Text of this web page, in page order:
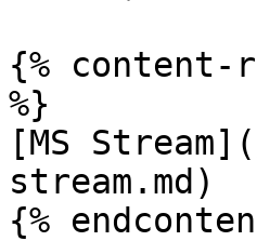
{% content-
%}
[MS
stream.md)
{%